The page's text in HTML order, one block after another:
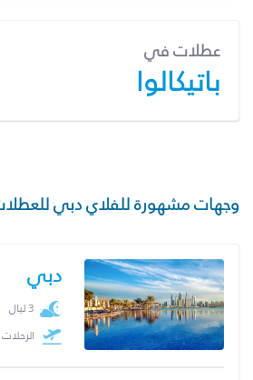
عطلات في
باتيكالوا
وجهات مشهورة للفلاي دبي
دبي
3 ليال